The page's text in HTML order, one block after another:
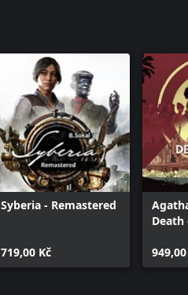
Syberia - Remastered
719,00 Kč